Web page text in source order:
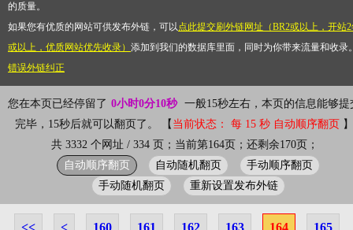
的质量。
如果您有优质的网站可供发布外链，可以点此提交刷外链网址（BR2或以上，开站
或以上，优质网站优先收录） 添加到我们的数据库里面，同时为你带来流量和收录
错误外链纠正
您在本页已经停留了 0小时0分10秒 一般15秒左右，本页的信息能够提
完毕，15秒后就可以翻页了。 【 当前状态： 每 15 秒 自动顺序翻页 】
共 3332 个网址 / 334 页；当前第164页；还剩余170页；
自动顺序翻页 自动随机翻页
手动顺序翻页
手动随机翻页
重新设置发布外链
<< < 160 161 162 163 164 165